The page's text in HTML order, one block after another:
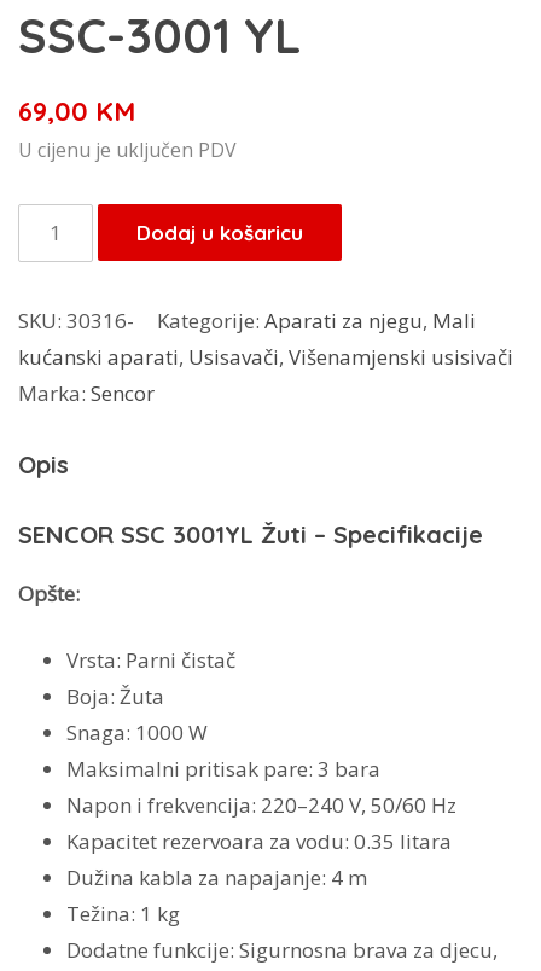
SSC-3001 YL
69,00 KM
U cijenu je uključen PDV
Sencor
parni
SSC-
3001
YL
Dodaj u košaricu
SKU: 30316- Kategorije: Aparati za njegu, Mali
kućanski aparati, Usisavači, Višenamjenski usisivači
Marka: Sencor
Opis
SENCOR SSC 3001YL Žuti – Specifikacije
Opšte:
Vrsta: Parni čistač
Boja: Žuta
Snaga: 1000 W
Maksimalni pritisak pare: 3 bara
Napon i frekvencija: 220–240 V, 50/60 Hz
Kapacitet rezervoara za vodu: 0.35 litara
Dužina kabla za napajanje: 4 m
Težina: 1 kg
Dodatne funkcije: Sigurnosna brava za djecu,